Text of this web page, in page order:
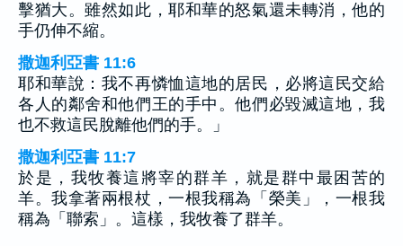
擊猶大。雖然如此，耶和華的怒氣還未轉消，他的
手仍伸不縮。
撒迦利亞書 11:6
耶和華說：我不再憐恤這地的居民，必將這民交給
各人的鄰舍和他們王的手中。他們必毀滅這地，我
也不救這民脫離他們的手。」
撒迦利亞書 11:7
於是，我牧養這將宰的群羊，就是群中最困苦的
羊。我拿著兩根杖，一根我稱為「榮美」，一根我
稱為「聯索」。這樣，我牧養了群羊。